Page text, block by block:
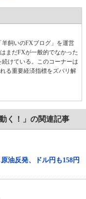
飼いのFXブログ」を運営
まだFXが一般的でなかった
けている。このコーナーは
る重要経済指標をズバリ解
く！」の関連記事
油反発、ドル円も158円